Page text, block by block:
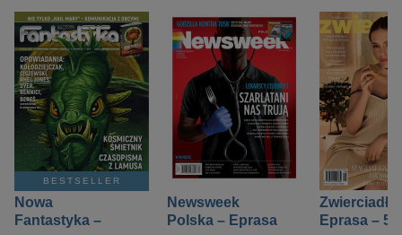
BESTSELLER
Nowa
Fantastyka –
Newsweek
Polska – Eprasa
Zwierciadło
Eprasa – 5/